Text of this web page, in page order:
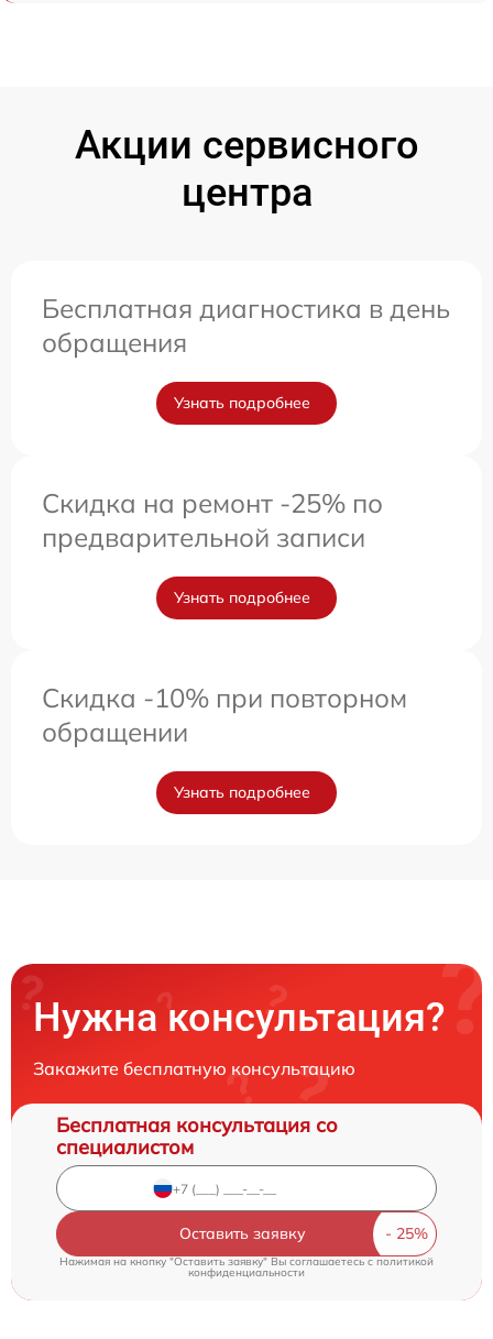
Акции сервисного
центра
Бесплатная диагностика в день
обращения
Узнать подробнее
Скидка на ремонт -25% по
предварительной записи
Узнать подробнее
Скидка -10% при повторном
обращении
Узнать подробнее
Нужна консультация?
Закажите бесплатную консультацию
Бесплатная консультация со
специалистом
Оставить заявку
Нажимая на кнопку "Оставить заявку" Вы соглашаетесь cполитикой
конфиденциальности